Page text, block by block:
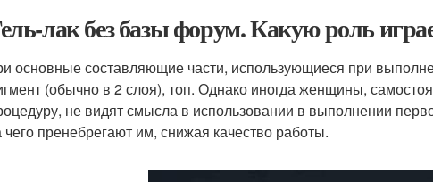
лак без базы форум. Какую роль
основные составляющие части, использующиеся при
(обычно в 2 слоя), топ. Однако иногда женщины,
не видят смысла в использовании в выполнении
чего пренебрегают им, снижая качество работы.